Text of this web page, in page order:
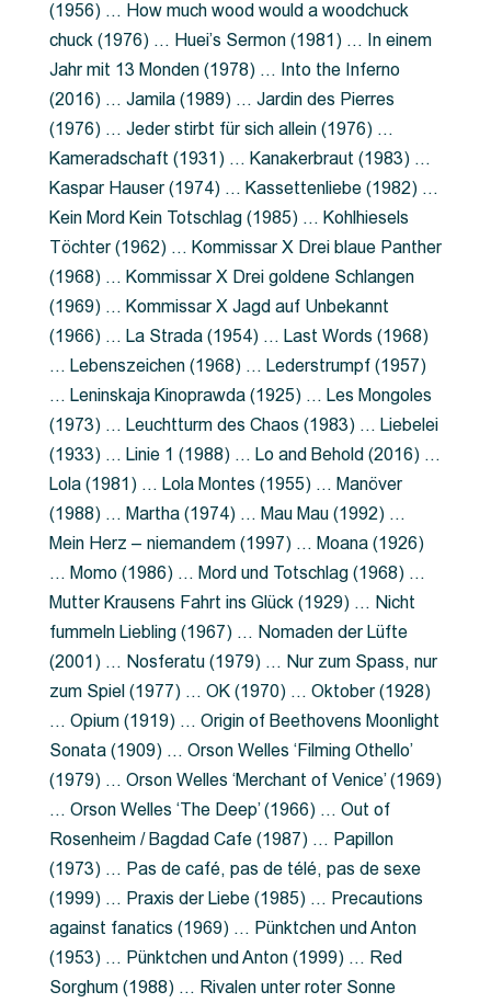
(1956) … How much wood would a woodchuck
chuck (1976) … Huei’s Sermon (1981) … In einem
Jahr mit 13 Monden (1978) … Into the Inferno
(2016) … Jamila (1989) … Jardin des Pierres
(1976) … Jeder stirbt für sich allein (1976) …
Kameradschaft (1931) … Kanakerbraut (1983) …
Kaspar Hauser (1974) … Kassettenliebe (1982) …
Kein Mord Kein Totschlag (1985) … Kohlhiesels
Töchter (1962) … Kommissar X Drei blaue Panther
(1968) … Kommissar X Drei goldene Schlangen
(1969) … Kommissar X Jagd auf Unbekannt
(1966) … La Strada (1954) … Last Words (1968)
… Lebenszeichen (1968) … Lederstrumpf (1957)
… Leninskaja Kinoprawda (1925) … Les Mongoles
(1973) … Leuchtturm des Chaos (1983) … Liebelei
(1933) … Linie 1 (1988) … Lo and Behold (2016) …
Lola (1981) … Lola Montes (1955) … Manöver
(1988) … Martha (1974) … Mau Mau (1992) …
Mein Herz – niemandem (1997) … Moana (1926)
… Momo (1986) … Mord und Totschlag (1968) …
Mutter Krausens Fahrt ins Glück (1929) … Nicht
fummeln Liebling (1967) … Nomaden der Lüfte
(2001) … Nosferatu (1979) … Nur zum Spass, nur
zum Spiel (1977) … OK (1970) … Oktober (1928)
… Opium (1919) … Origin of Beethovens Moonlight
Sonata (1909) … Orson Welles ‘Filming Othello’
(1979) … Orson Welles ‘Merchant of Venice’ (1969)
… Orson Welles ‘The Deep’ (1966) … Out of
Rosenheim / Bagdad Cafe (1987) … Papillon
(1973) … Pas de café, pas de télé, pas de sexe
(1999) … Praxis der Liebe (1985) … Precautions
against fanatics (1969) … Pünktchen und Anton
(1953) … Pünktchen und Anton (1999) … Red
Sorghum (1988) … Rivalen unter roter Sonne